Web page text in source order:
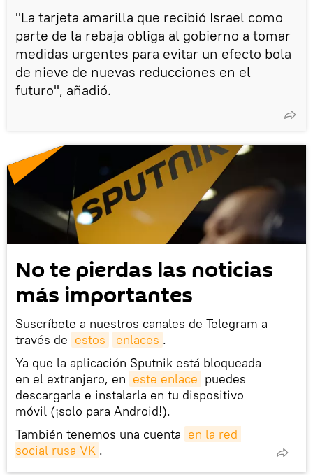
"La tarjeta amarilla que recibió Israel como
parte de la rebaja obliga al gobierno a tomar
medidas urgentes para evitar un efecto bola
de nieve de nuevas reducciones en el
futuro", añadió.
No te pierdas las noticias
más importantes
Suscríbete a nuestros canales de Telegram a
través de estos enlaces .
Ya que la aplicación Sputnik está bloqueada
en el extranjero, en este enlace puedes
descargarla e instalarla en tu dispositivo
móvil (¡solo para Android!).
También tenemos una cuenta en la red
social rusa VK .